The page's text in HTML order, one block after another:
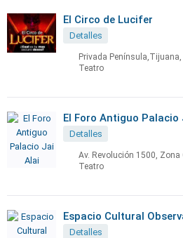
El Circo de Lucifer
Detalles
Privada
Teatro
El Foro Antiguo Palacio
Detalles
Av. Revolución 1500,
Teatro
Espacio Cultural
Detalles